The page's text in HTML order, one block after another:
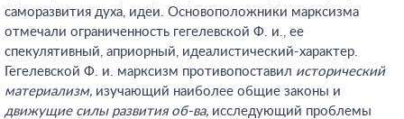
саморазвития духа, идеи. Основоположники марксизма
отмечали ограниченность гегелевской Ф. и., ее
спекулятивный, априорный, идеалистический-характер.
Гегелевской Ф. и. марксизм противопоставил исторический
материализм, изучающий наиболее общие законы и
движущие силы развития об-ва, исследующий проблемы